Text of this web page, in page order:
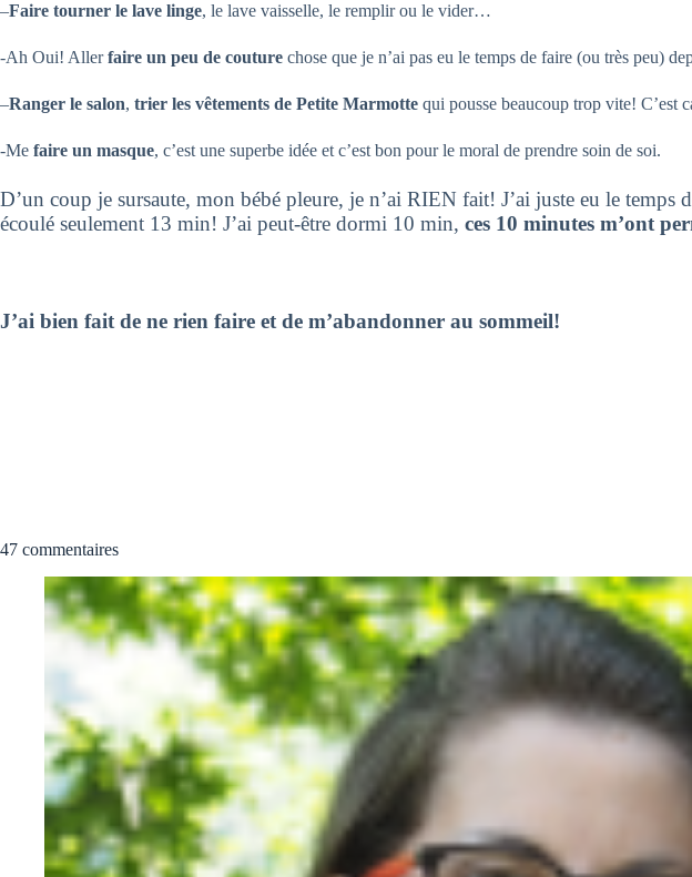
–Faire tourner le lave linge, le lave vaisselle, le remplir ou le vider…
-Ah Oui! Allerfaire un peu de couture chose que je n’ai pas eu le temps de faire (ou très peu)
–Ranger le salon, trier les vêtements de Petite Marmotte qui pousse beaucoup trop vite! C’est
-Me faire un masque, c’est une superbe idée et c’est bon pour le moral de prendre soin de soi.
D’un coup je sursaute, mon bébé pleure, je n’ai RIEN fait! J’ai juste eu le temps
écoulé seulement 13 min! J’ai peut-être dormi 10 min, ces 10 minutes m’ont
J’ai bien fait de ne rien faire et de m’abandonner au sommeil!
47 commentaires